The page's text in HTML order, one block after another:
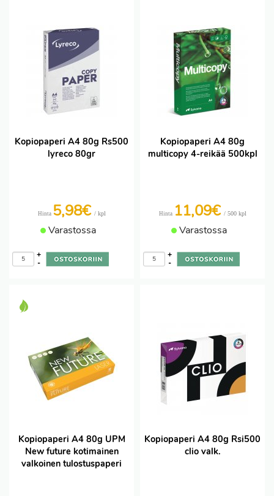
Kopiopaperi A4 80g Rs500
lyreco 80gr
Hinta 5,98€ / kpl
Varastossa
-
+
Kopiopaperi A4 80g
multicopy 4-reikää 500kpl
Hinta 11,09€ / 500 kpl
Varastossa
-
+
Kopiopaperi A4 80g UPM
New future kotimainen
valkoinen tulostuspaperi
Kopiopaperi A4 80g Rsi500
clio valk.